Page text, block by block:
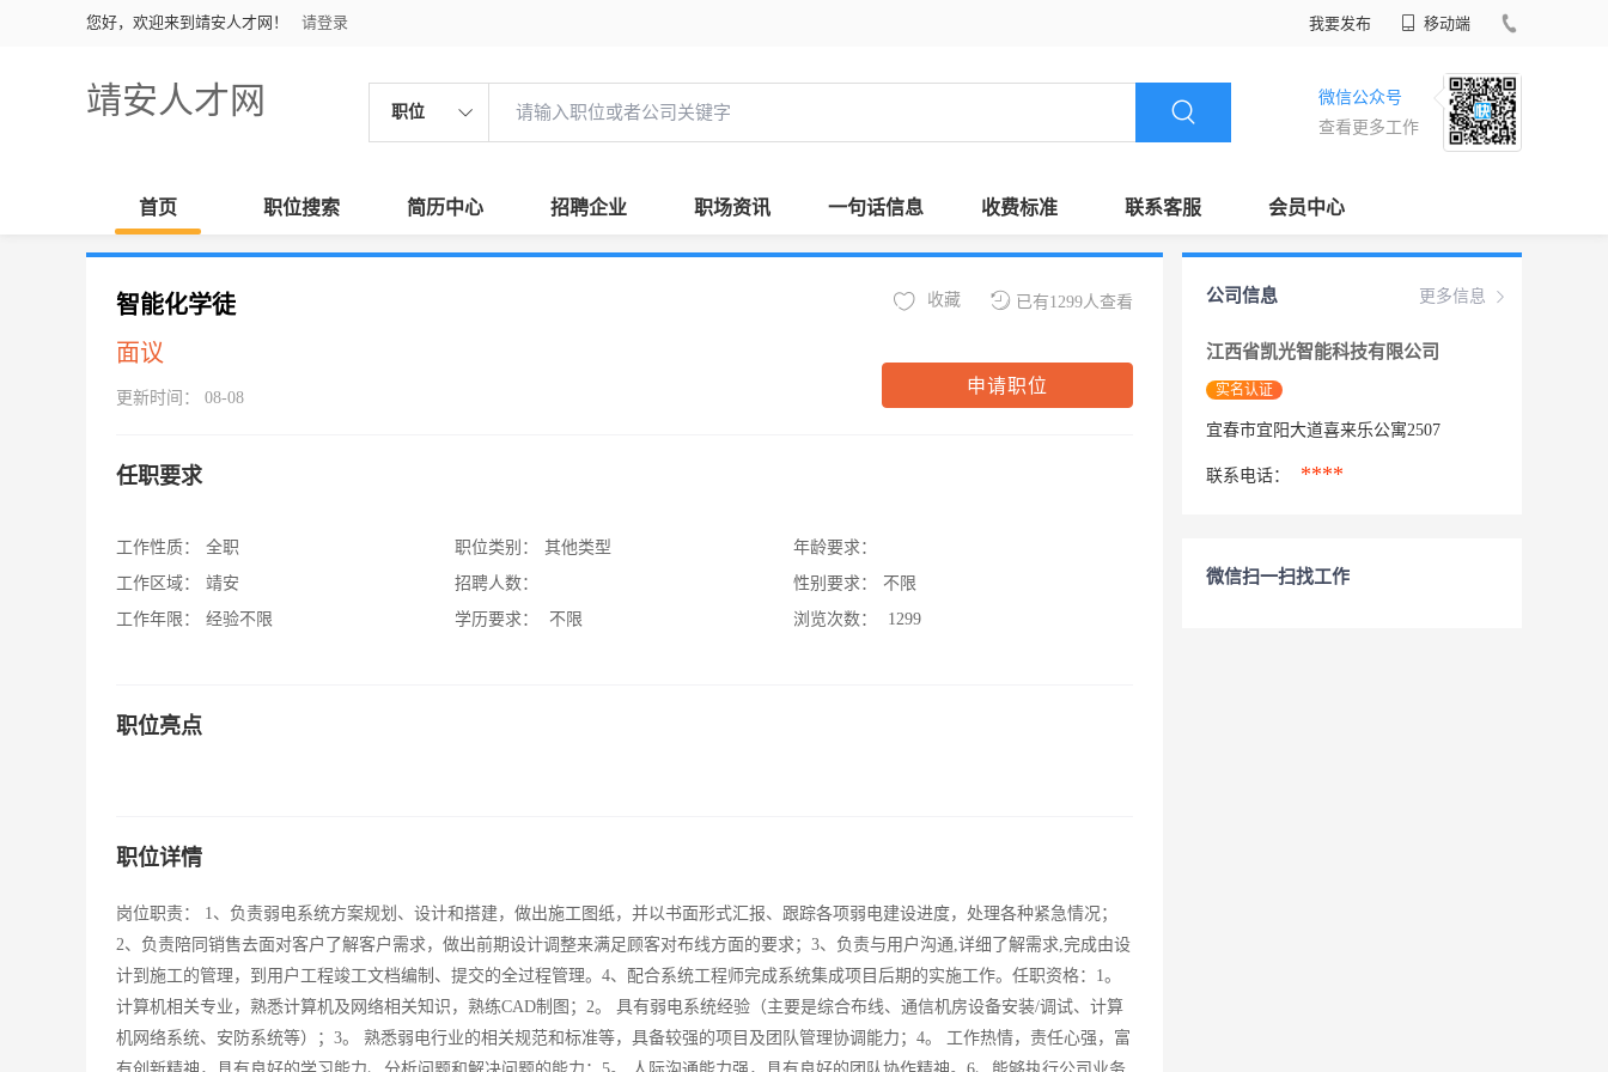
您好，欢迎来到靖安人才网！ 请登录 我要发布 移动端
靖安人才网 职位
微信公众号
查看更多工作
首页 职位搜索 简历中心 招聘企业 职场资讯 一句话信息 收费标准 联系客服 会员中心
智能化学徒
面议
更新时间： 08-08
已有1299人查看
收藏
申请职位
任职要求
工作性质：
全职
工作区域：
靖安
工作年限：
经验不限
职位类别：
其他类型
招聘人数：
学历要求：
不限
年龄要求：
性别要求：
不限
浏览次数：
1299
职位亮点
职位详情
岗位职责： 1、负责弱电系统方案规划、设计和搭建，做出施工图纸，并以书面形式汇报、跟踪各项弱电建设进度，处理各种紧急情况；
2、负责陪同销售去面对客户了解客户需求，做出前期设计调整来满足顾客对布线方面的要求；3、负责与用户沟通,详细了解需求,完成由设
计到施工的管理，到用户工程竣工文档编制、提交的全过程管理。4、配合系统工程师完成系统集成项目后期的实施工作。任职资格：1。
计算机相关专业，熟悉计算机及网络相关知识，熟练CAD制图；2。 具有弱电系统经验（主要是综合布线、通信机房设备安装/调试、计算
机网络系统、安防系统等）；3。 熟悉弱电行业的相关规范和标准等，具备较强的项目及团队管理协调能力；4。 工作热情，责任心强，富
更多信息
公司信息
江西省凯光智能科技有限公司
实名认证
宜春市宜阳大道喜来乐公寓2507
联系电话： ****
微信扫一扫找工作